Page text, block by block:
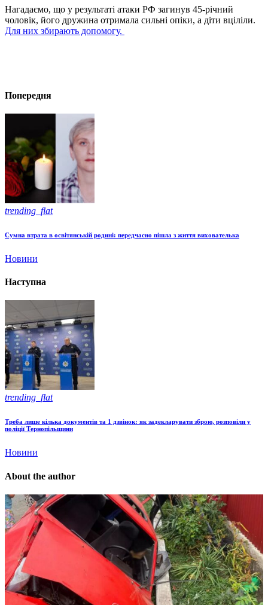
Нагадаємо, що у результаті атаки РФ загинув 45-річний
чоловік, його дружина отримала сильні опіки, а діти вціліли.
Для них збирають допомогу.
Попередня
trending_flat
Сумна втрата в освітянській родині: передчасно пішла з життя вихователька
Новини
Наступна
trending_flat
Треба лише кілька документів та 1 дзвінок: як задекларувати зброю, розповіли у
поліції Тернопільщини
Новини
About the author